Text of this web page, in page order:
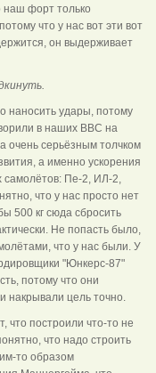
наш форт только
что у нас вот эти вот
он выдерживает
наносить удары, потому
в наших ВВС на
очень серьёзным толчком
а именно ускорения
самолётов: Пе-2, ИЛ-2,
что у нас просто нет
500 кг сюда сбросить
Не попасть было,
что у нас были. У
"Юнкерс-87"
потому что они
накрывали цель точно.
что построили что-то не
что надо строить
то образом